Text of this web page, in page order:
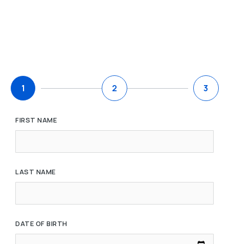
1 2 3
FIRST NAME
LAST NAME
DATE OF BIRTH